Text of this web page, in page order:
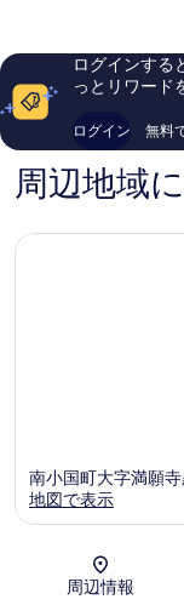
ら
い、
口
302
件
の
ログインする
っとリワード
ログイン 無料
周辺地域
南小国町大字満願
地図で表示
周辺情報